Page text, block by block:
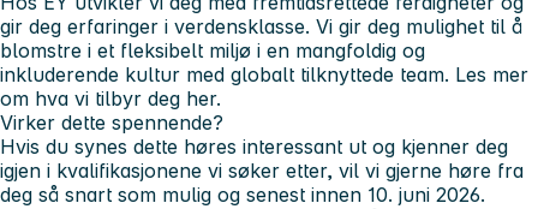
gir deg erfaringer i verdensklasse. Vi gir deg mulighet til å
blomstre i et fleksibelt miljø i en mangfoldig og
inkluderende kultur med globalt tilknyttede team. Les mer
om hva vi tilbyr deg her.
Virker dette spennende?
Hvis du synes dette høres interessant ut og kjenner deg
igjen i kvalifikasjonene vi søker etter, vil vi gjerne høre fra
deg så snart som mulig og senest innen 10. juni 2026.